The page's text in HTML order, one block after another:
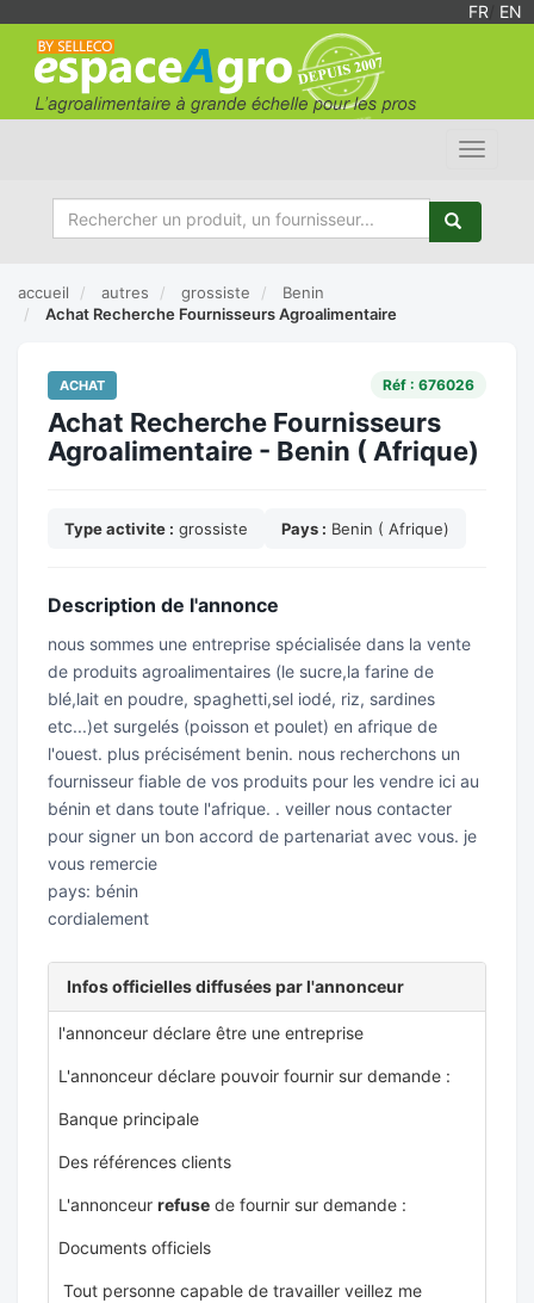
FR EN
Toggle
accueil autres grossiste
Benin
Achat Recherche Fournisseurs Agroalimentaire
ACHAT Réf : 676026
Achat Recherche Fournisseurs
Agroalimentaire - Benin ( Afrique)
Type activite : grossiste Pays : Benin ( Afrique)
Description de l'annonce
nous sommes une entreprise spécialisée dans la vente
de produits agroalimentaires (le sucre,la farine de
blé,lait en poudre, spaghetti,sel iodé, riz, sardines
etc...)et surgelés (poisson et poulet) en afrique de
l'ouest. plus précisément benin. nous recherchons un
fournisseur fiable de vos produits pour les vendre ici au
bénin et dans toute l'afrique. . veiller nous contacter
pour signer un bon accord de partenariat avec vous. je
vous remercie
pays: bénin
cordialement
Infos officielles diffusées par l'annonceur
l'annonceur déclare être une entreprise
L'annonceur déclare pouvoir fournir sur demande :
Banque principale
Des références clients
L'annonceur refuse de fournir sur demande :
Documents officiels
Tout personne capable de travailler veillez me